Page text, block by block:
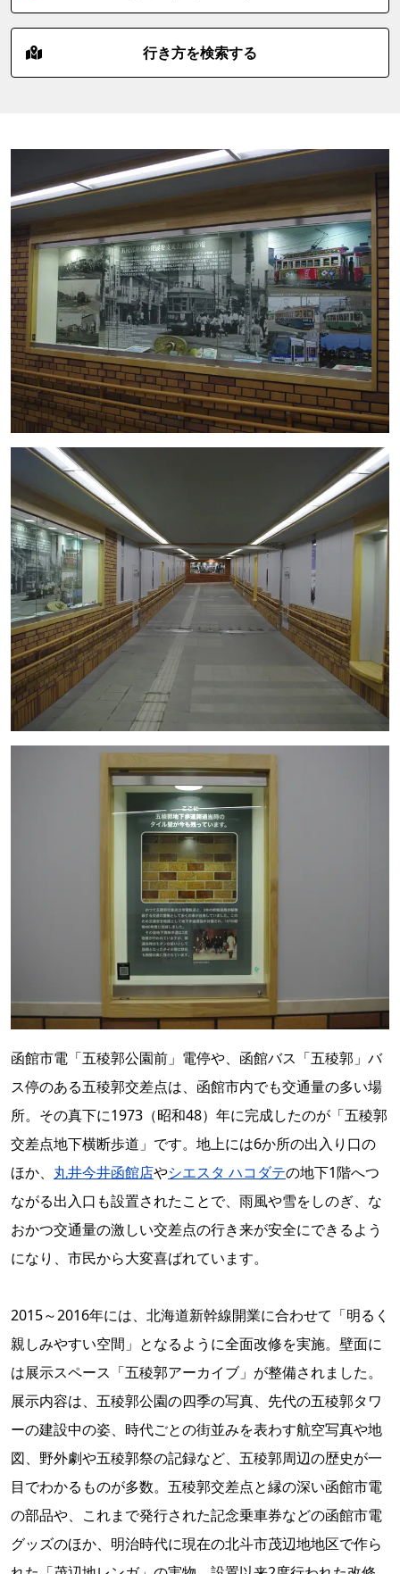
行き方を検索する
函館市電「五稜郭公園前」電停や、函館バス「五稜郭」バ
ス停のある五稜郭交差点は、函館市内でも交通量の多い場
所。その真下に1973（昭和48）年に完成したのが「五稜郭
交差点地下横断歩道」です。地上には6か所の出入り口の
ほか、 丸井今井函館店やシエスタ ハコダテの地下1階へつ
ながる出入口も設置されたことで、雨風や雪をしのぎ、な
おかつ交通量の激しい交差点の行き来が安全にできるよう
になり、市民から大変喜ばれています。
2015～2016年には、北海道新幹線開業に合わせて「明るく
親しみやすい空間」となるように全面改修を実施。壁面に
は展示スペース「五稜郭アーカイブ」が整備されました。
展示内容は、五稜郭公園の四季の写真、先代の五稜郭タワ
ーの建設中の姿、時代ごとの街並みを表わす航空写真や地
図、野外劇や五稜郭祭の記録など、五稜郭周辺の歴史が一
目でわかるものが多数。五稜郭交差点と縁の深い函館市電
の部品や、これまで発行された記念乗車券などの函館市電
グッズのほか、明治時代に現在の北斗市茂辺地地区で作ら